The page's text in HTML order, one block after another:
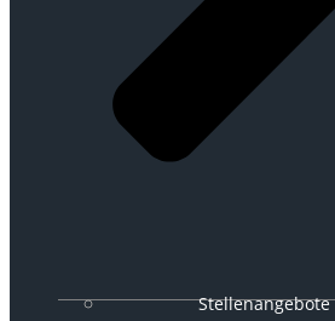
Stellenangebote